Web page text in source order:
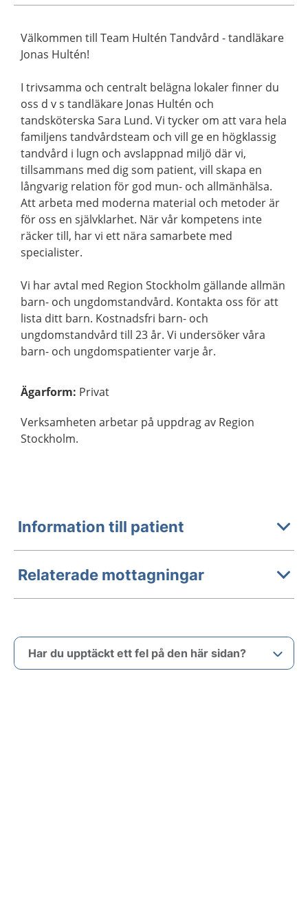
Välkommen till Team Hultén Tandvård - tandläkare
Jonas Hultén!
I trivsamma och centralt belägna lokaler finner du
oss d v s tandläkare Jonas Hultén och
tandsköterska Sara Lund. Vi tycker om att vara hela
familjens tandvårdsteam och vill ge en högklassig
tandvård i lugn och avslappnad miljö där vi,
tillsammans med dig som patient, vill skapa en
långvarig relation för god mun- och allmänhälsa.
Att arbeta med moderna material och metoder är
för oss en självklarhet. När vår kompetens inte
räcker till, har vi ett nära samarbete med
specialister.
Vi har avtal med Region Stockholm gällande allmän
barn- och ungdomstandvård. Kontakta oss för att
lista ditt barn. Kostnadsfri barn- och
ungdomstandvård till 23 år. Vi undersöker våra
barn- och ungdomspatienter varje år.
Ägarform: Privat
Verksamheten arbetar på uppdrag av Region
Stockholm.
Information till patient
Relaterade mottagningar
Har du upptäckt ett fel på den här sidan?